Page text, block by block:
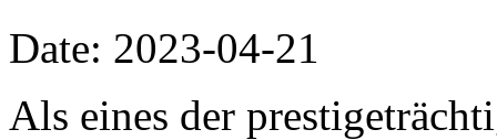
Date: 2023-04-21
Als eines der